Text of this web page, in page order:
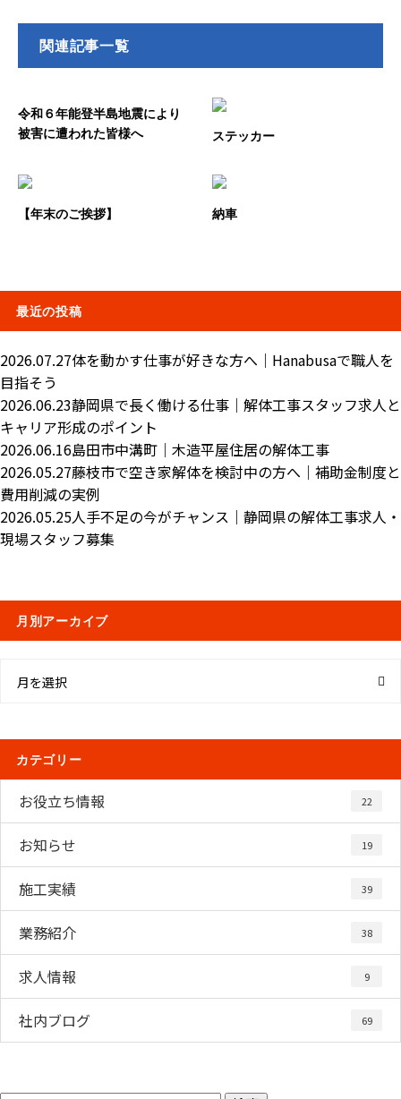
関連記事一覧
令和６年能登半島地震により
被害に遭われた皆様へ
ステッカー
【年末のご挨拶】 納車
最近の投稿
2026.07.27体を動かす仕事が好きな方へ｜Hanabusaで職人を
目指そう
2026.06.23静岡県で長く働ける仕事｜解体工事スタッフ求人と
キャリア形成のポイント
2026.06.16島田市中溝町｜木造平屋住居の解体工事
2026.05.27藤枝市で空き家解体を検討中の方へ｜補助金制度と
費用削減の実例
2026.05.25人手不足の今がチャンス｜静岡県の解体工事求人・
現場スタッフ募集
月別アーカイブ
月を選択
カテゴリー
お役立ち情報 22
お知らせ 19
施工実績 39
業務紹介 38
求人情報 9
社内ブログ 69